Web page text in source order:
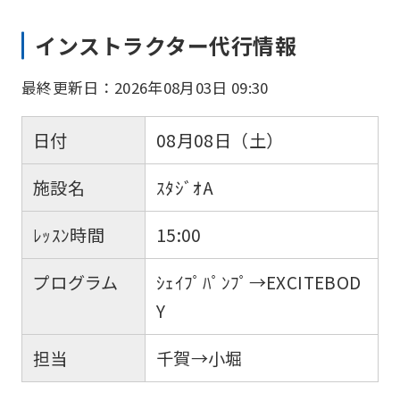
インストラクター代行情報
最終更新日：2026年08月03日 09:30
日付
08月08日（土）
施設名
ｽﾀｼﾞｵA
ﾚｯｽﾝ時間
15:00
プログラム
ｼｪｲﾌﾟﾊﾟﾝﾌﾟ→EXCITEBOD
Y
担当
千賀→小堀